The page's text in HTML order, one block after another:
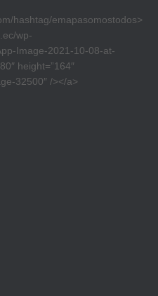
hashtag/emapasomostodos>
wp-
Image-2021-10-08-at-
height=”164″
32500″ /></a>